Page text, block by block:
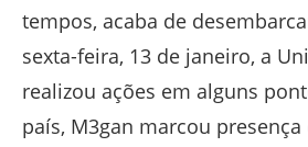
tempos, acaba de
sexta-feira, 13 de janeiro, a
realizou ações em alguns
país, M3gan marcou